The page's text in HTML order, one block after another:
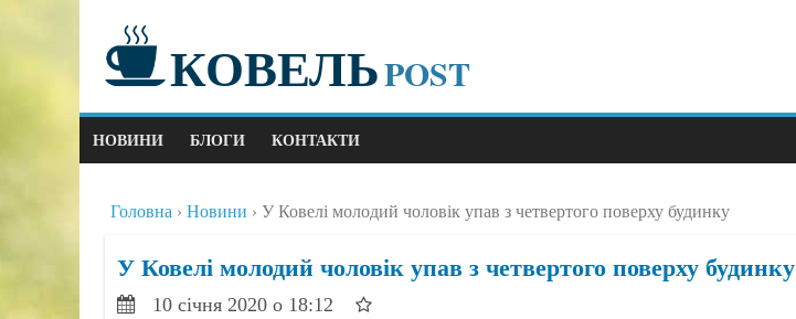
КОВЕЛЬPOST
НОВИНИ БЛОГИ КОНТАКТИ
Головна Новини У Ковелі молодий чоловік упав з четвертого поверху будинку
У Ковелі молодий чоловік упав з четвертого поверху будинку
10 січня 2020 о 18:12